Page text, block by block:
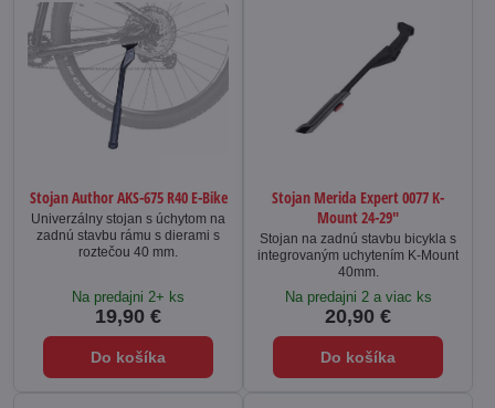
Stojan Author AKS-675 R40 E-Bike
Univerzálny stojan s úchytom na
zadnú stavbu rámu s dierami s
roztečou 40 mm.
Na predajni 2+ ks
19,90 €
Do košíka
Stojan Merida Expert 0077 K-
Mount 24-29"
Stojan na zadnú stavbu bicykla s
integrovaným uchytením K-Mount
40mm.
Na predajni 2 a viac ks
20,90 €
Do košíka